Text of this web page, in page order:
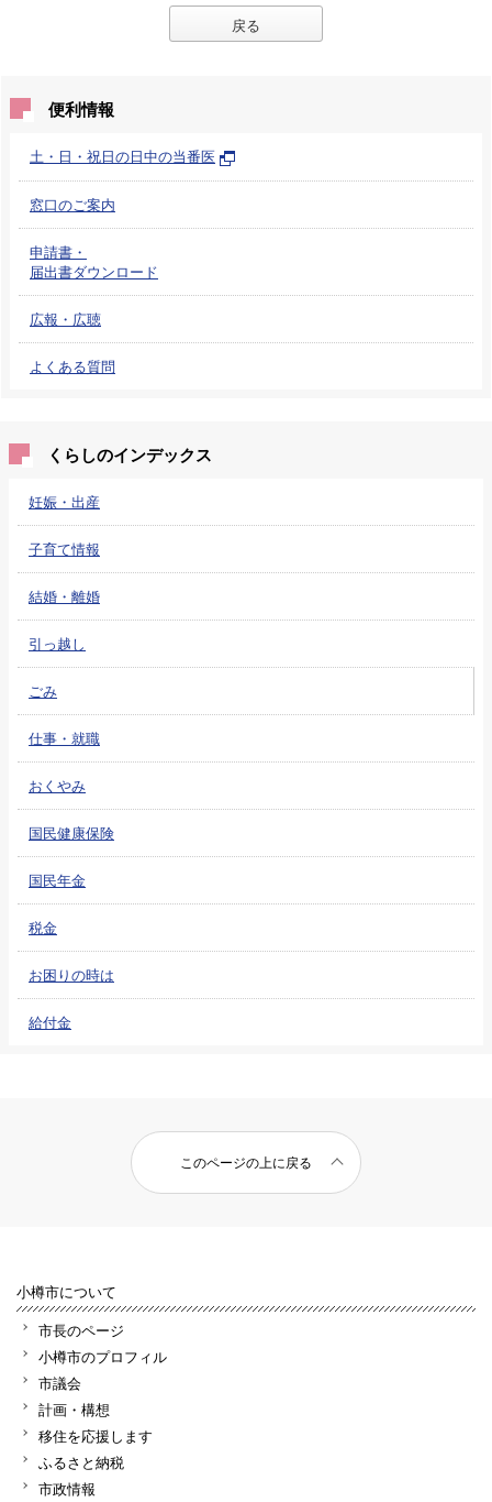
戻る
便利情報
土・日・祝日の日中の当番医
窓口のご案内
申請書・
届出書ダウンロード
広報・広聴
よくある質問
くらしのインデックス
妊娠・出産
子育て情報
結婚・離婚
引っ越し
ごみ
仕事・就職
おくやみ
国民健康保険
国民年金
税金
お困りの時は
給付金
このページの上に戻る
小樽市について
市長のページ
小樽市のプロフィル
市議会
計画・構想
移住を応援します
ふるさと納税
市政情報